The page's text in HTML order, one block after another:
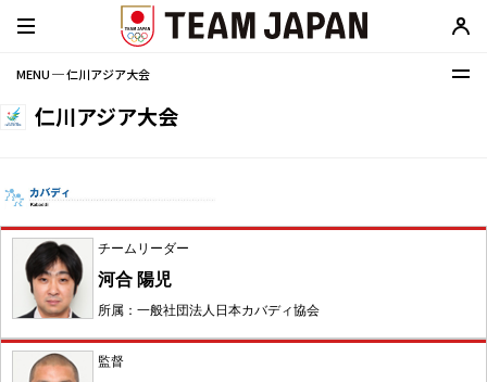
MENU ─ 仁川アジア大会
仁川アジア大会
チームリーダー
河合 陽児
所属：一般社団法人日本カバディ協会
監督